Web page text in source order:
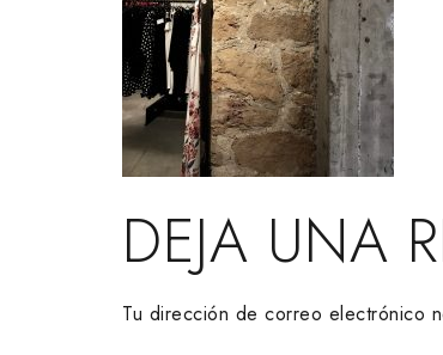
DEJA UNA
Tu dirección de correo electrónico